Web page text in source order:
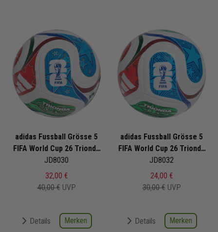
adidas Fussball Grösse 5
FIFA World Cup 26 Trionda
League
JD8030
32,00 €
40,00 € UVP
Details Merken
adidas Fussball Grösse 5
FIFA World Cup 26 Trionda
Training
JD8032
24,00 €
30,00 € UVP
Details Merken